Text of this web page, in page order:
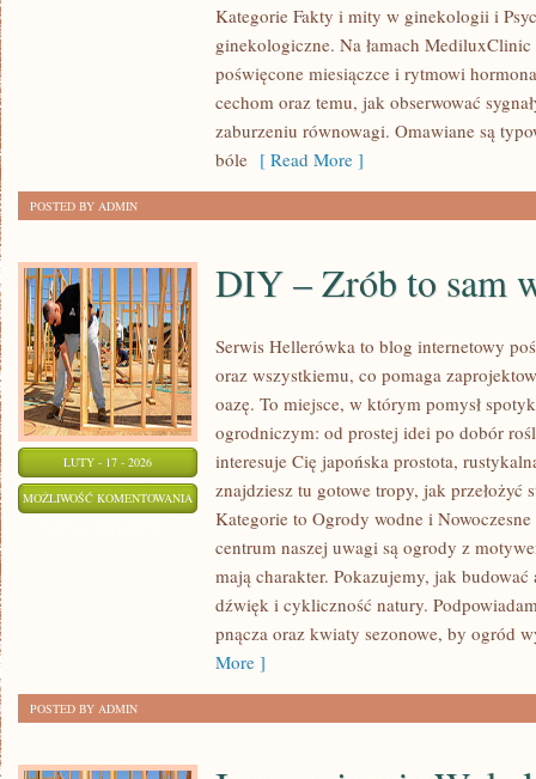
Kategorie Fakty i mity w ginekologii i
ginekologiczne. Na łamach MediluxClinic
poświęcone miesiączce i rytmowi
cechom oraz temu, jak obserwować
zaburzeniu równowagi. Omawiane są
bóle [ Read More ]
POSTED BY ADMIN
LUTY - 17 - 2026
MOŻLIWOŚĆ KOMENTOWANIA
ZRÓB
SAM
DIY – Zrób to sam
Serwis Hellerówka to blog internetowy
oraz wszystkiemu, co pomaga
oazę. To miejsce, w którym pomysł
ogrodniczym: od prostej idei po dobór
interesuje Cię japońska prostota,
znajdziesz tu gotowe tropy, jak przełożyć
Kategorie to Ogrody wodne i
centrum naszej uwagi są ogrody z
mają charakter. Pokazujemy, jak
dźwięk i cykliczność natury.
pnącza oraz kwiaty sezonowe, by ogród
More ]
POSTED BY ADMIN